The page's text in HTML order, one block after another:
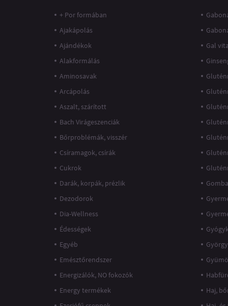
+ Por formában
Ajakápolás
Ajándékok
Alakformálás
Aminosavak
Arcápolás
Aszalt, szárított
Bach Virágeszenciák
Bőrproblémák, visszér
Csíramagok, csírák
Cukrok
Darák, korpák, prézlik
Dezodorok
Dia-Wellness
Édességek
Egyéb
Emésztőrendszer
Energizálók, NO fokozók
Energy termékek
Gal
Haj,